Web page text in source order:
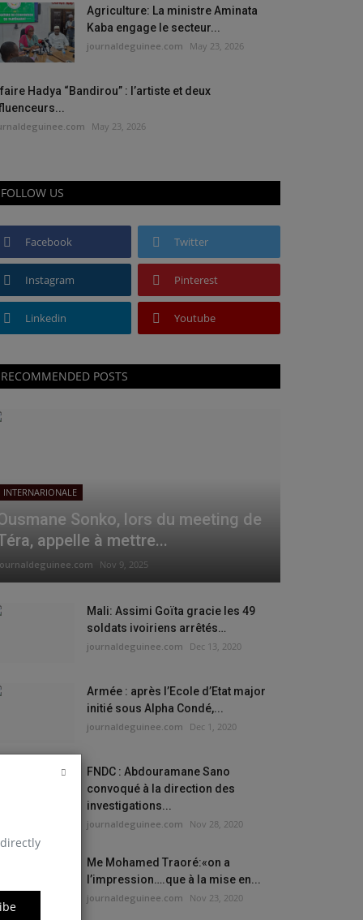
Agriculture: La ministre Aminata
Kaba engage le secteur...
journaldeguinee.com May 23, 2026
Hadya “Bandirou” : l’artiste et deux
May 23, 2026
FOLLOW US
Facebook Twitter
Instagram Pinterest
Linkedin Youtube
RECOMMENDED POSTS
INTERNARIONALE
Sonko, lors du meeting de
appelle à mettre...
Nov 9, 2025
Mali: Assimi Goïta gracie les 49
soldats ivoiriens arrêtés…
journaldeguinee.com Dec 13, 2020
Armée : après l’Ecole d’Etat major
initié sous Alpha Condé,...
journaldeguinee.com Dec 1, 2020
FNDC : Abdouramane Sano
convoqué à la direction des
investigations...
journaldeguinee.com Nov 28, 2020
Me Mohamed Traoré:«on a
l’impression….que à la mise en...
journaldeguinee.com Nov 23, 2020